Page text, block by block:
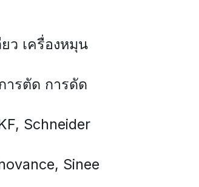
ว เครื่องหมุน
ารตัด การดัด
Schneider
Sinee